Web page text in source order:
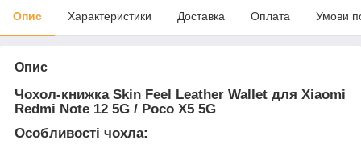
Опис Характеристики Доставка Оплата Умови
Опис
Чохол-книжка Skin Feel Leather Wallet для Xiaomi
Redmi Note 12 5G / Poco X5 5G
Особливості чохла: